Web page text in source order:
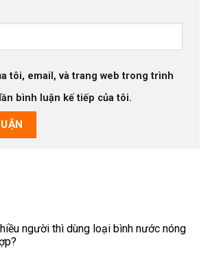
tôi, email, và trang web trong trình
bình luận kế tiếp của tôi.
người thì dùng loại bình nước nóng